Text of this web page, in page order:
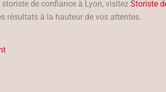
de confiance à Lyon, visitez Storiste
résultats à la hauteur de vos attentes.